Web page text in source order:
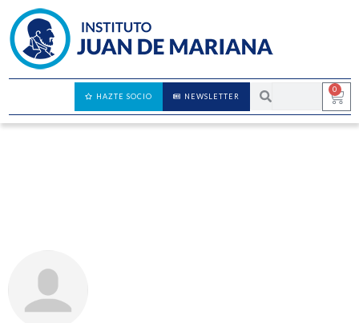
0
NEWSLETTER
HAZTE SOCIO